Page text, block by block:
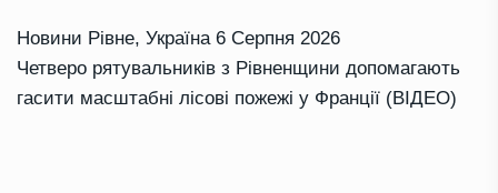
Новини Рівне, Україна 6 Серпня 2026
Четверо рятувальників з Рівненщини допомагають
гасити масштабні лісові пожежі у Франції (ВІДЕО)